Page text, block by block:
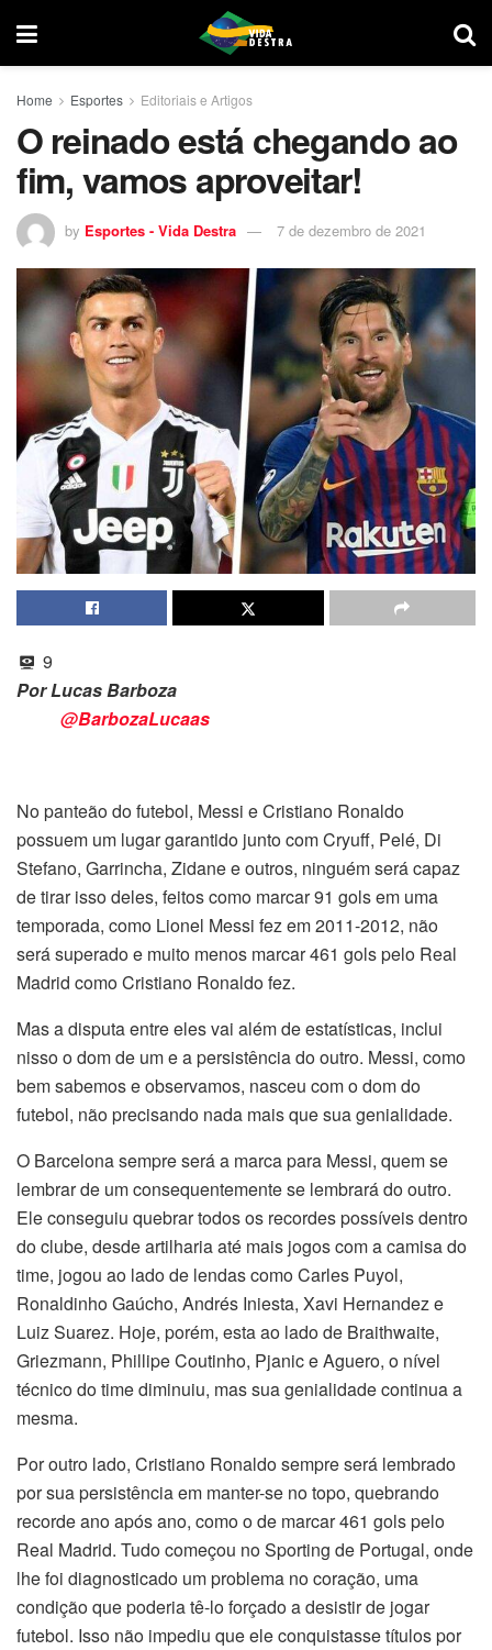
Home Esportes Editoriais e Artigos
O reinado está chegando ao
fim, vamos aproveitar!
by Esportes - Vida Destra 7 de dezembro de 2021
9
Por Lucas Barboza
@BarbozaLucaas
No panteão do futebol, Messi e Cristiano Ronaldo
possuem um lugar garantido junto com Cryuff, Pelé, Di
Stefano, Garrincha, Zidane e outros, ninguém será capaz
de tirar isso deles, feitos como marcar 91 gols em uma
temporada, como Lionel Messi fez em 2011-2012, não
será superado e muito menos marcar 461 gols pelo Real
Madrid como Cristiano Ronaldo fez.
Mas a disputa entre eles vai além de estatísticas, inclui
nisso o dom de um e a persistência do outro. Messi, como
bem sabemos e observamos, nasceu com o dom do
futebol, não precisando nada mais que sua genialidade.
O Barcelona sempre será a marca para Messi, quem se
lembrar de um consequentemente se lembrará do outro.
Ele conseguiu quebrar todos os recordes possíveis dentro
do clube, desde artilharia até mais jogos com a camisa do
time, jogou ao lado de lendas como Carles Puyol,
Ronaldinho Gaúcho, Andrés Iniesta, Xavi Hernandez e
Luiz Suarez. Hoje, porém, esta ao lado de Braithwaite,
Griezmann, Phillipe Coutinho, Pjanic e Aguero, o nível
técnico do time diminuiu, mas sua genialidade continua a
mesma.
Por outro lado, Cristiano Ronaldo sempre será lembrado
por sua persistência em manter-se no topo, quebrando
recorde ano após ano, como o de marcar 461 gols pelo
Real Madrid. Tudo começou no Sporting de Portugal, onde
lhe foi diagnosticado um problema no coração, uma
condição que poderia tê-lo forçado a desistir de jogar
futebol. Isso não impediu que ele conquistasse títulos por